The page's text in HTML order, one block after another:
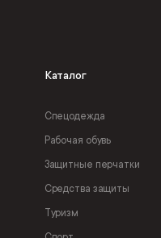
Каталог
Спецодежда
Рабочая обувь
Защитные перчатки
Средства защиты
Туризм